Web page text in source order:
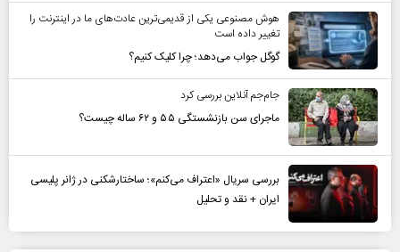
هوش مصنوعی یکی از قدیمی‌ترین عادت‌های ما در اینترنت را
تغییر داده است
گوگل جواب می‌دهد؛ چرا کلیک کنیم؟
جام‌جم آنلاین بررسی کرد
ماجرای سن بازنشستگی ۵۵ و ۶۲ ساله چیست؟
بررسی سریال «اعتراف می‌کنم»؛ ساختارشکنی در ژانر پلیسی
ایران + نقد و تحلیل